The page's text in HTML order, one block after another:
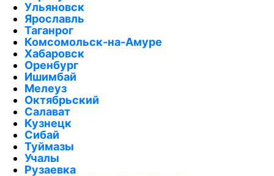
Ульяновск
Ярославль
Таганрог
Комсомольск-на-Амуре
Хабаровск
Оренбург
Ишимбай
Мелеуз
Октябрьский
Салават
Кузнецк
Сибай
Туймазы
Учалы
Рузаевка